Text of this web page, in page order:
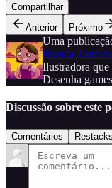
Compartilhar
Anterior
Próximo
Uma
Bianca
Ilustradora que
Desenha
Discussão sobre este
Comentários Restacks